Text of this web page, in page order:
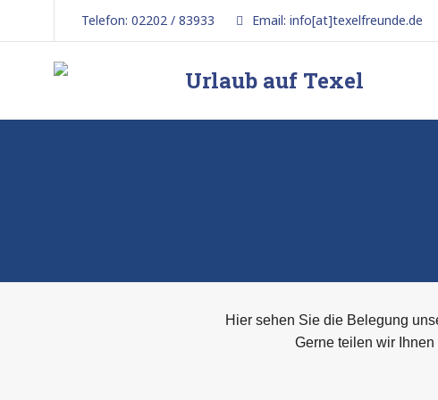
Telefon: 02202 / 83933 Email: info[at]texelfreunde.de
Urlaub auf Texel
Hier sehen Sie die Belegung
Gerne teilen wir